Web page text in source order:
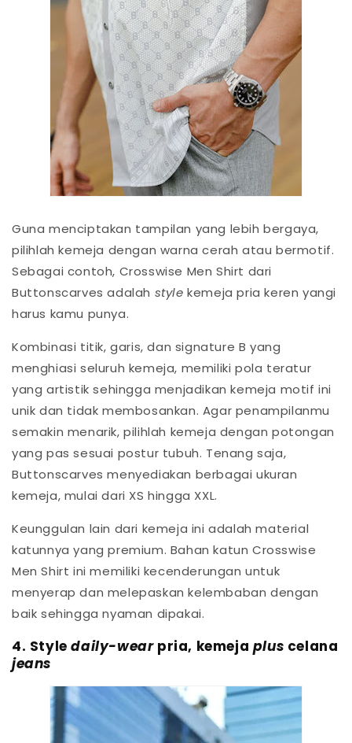
Guna menciptakan tampilan yang lebih bergaya,
pilihlah kemeja dengan warna cerah atau bermotif.
Sebagai contoh, Crosswise Men Shirt dari
Buttonscarves adalah stylekemeja pria keren yangi
harus kamu punya.
Kombinasi titik, garis, dan signature B yang
menghiasi seluruh kemeja, memiliki pola teratur
yang artistik sehingga menjadikan kemeja motif ini
unik dan tidak membosankan. Agar penampilanmu
semakin menarik, pilihlah kemeja dengan potongan
yang pas sesuai postur tubuh. Tenang saja,
Buttonscarves menyediakan berbagai ukuran
kemeja, mulai dari XS hingga XXL.
Keunggulan lain dari kemeja ini adalah material
katunnya yang premium. Bahan katun Crosswise
Men Shirt ini memiliki kecenderungan untuk
menyerap dan melepaskan kelembaban dengan
baik sehingga nyaman dipakai.
4. Styledaily-wear pria, kemeja plus celana
jeans